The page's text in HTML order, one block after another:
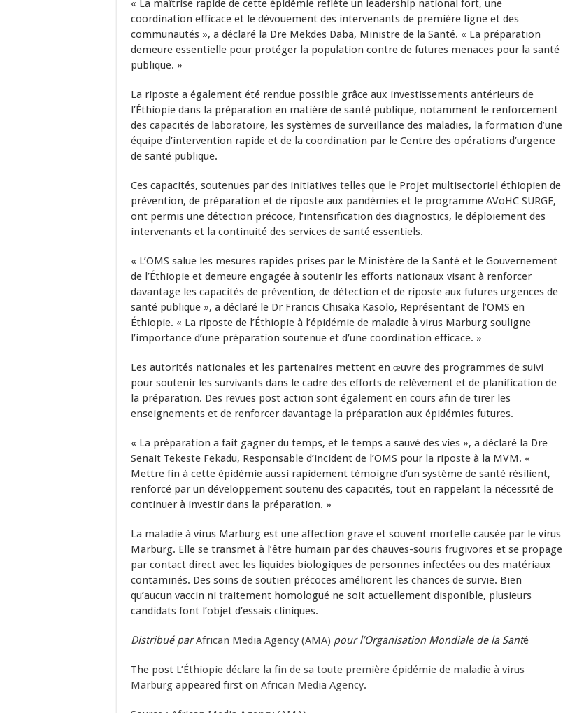
« La maîtrise rapide de cette épidémie reflète un leadership national fort, une
coordination efficace et le dévouement des intervenants de première ligne et des
communautés », a déclaré la Dre Mekdes Daba, Ministre de la Santé. « La préparation
demeure essentielle pour protéger la population contre de futures menaces pour la santé
publique. »
La riposte a également été rendue possible grâce aux investissements antérieurs de
l’Éthiopie dans la préparation en matière de santé publique, notamment le renforcement
des capacités de laboratoire, les systèmes de surveillance des maladies, la formation d’une
équipe d’intervention rapide et de la coordination par le Centre des opérations d’urgence
de santé publique.
Ces capacités, soutenues par des initiatives telles que le Projet multisectoriel éthiopien de
prévention, de préparation et de riposte aux pandémies et le programme AVoHC SURGE,
ont permis une détection précoce, l’intensification des diagnostics, le déploiement des
intervenants et la continuité des services de santé essentiels.
« L’OMS salue les mesures rapides prises par le Ministère de la Santé et le Gouvernement
de l’Éthiopie et demeure engagée à soutenir les efforts nationaux visant à renforcer
davantage les capacités de prévention, de détection et de riposte aux futures urgences de
santé publique », a déclaré le Dr Francis Chisaka Kasolo, Représentant de l’OMS en
Éthiopie. « La riposte de l’Éthiopie à l’épidémie de maladie à virus Marburg souligne
l’importance d’une préparation soutenue et d’une coordination efficace. »
Les autorités nationales et les partenaires mettent en œuvre des programmes de suivi
pour soutenir les survivants dans le cadre des efforts de relèvement et de planification de
la préparation. Des revues post action sont également en cours afin de tirer les
enseignements et de renforcer davantage la préparation aux épidémies futures.
« La préparation a fait gagner du temps, et le temps a sauvé des vies », a déclaré la Dre
Senait Tekeste Fekadu, Responsable d’incident de l’OMS pour la riposte à la MVM. «
Mettre fin à cette épidémie aussi rapidement témoigne d’un système de santé résilient,
renforcé par un développement soutenu des capacités, tout en rappelant la nécessité de
continuer à investir dans la préparation. »
La maladie à virus Marburg est une affection grave et souvent mortelle causée par le virus
Marburg. Elle se transmet à l’être humain par des chauves-souris frugivores et se propage
par contact direct avec les liquides biologiques de personnes infectées ou des matériaux
contaminés. Des soins de soutien précoces améliorent les chances de survie. Bien
qu’aucun vaccin ni traitement homologué ne soit actuellement disponible, plusieurs
candidats font l’objet d’essais cliniques.
Distribué parAfrican Media Agency (AMA) pour l’Organisation Mondiale de la Santé
The post L’Éthiopie déclare la fin de sa toute première épidémie de maladie à virus
Marburg appeared first on African Media Agency.